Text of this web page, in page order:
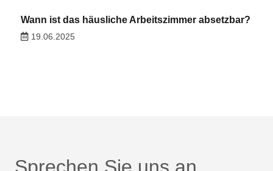
Wann ist das häusliche Arbeitszimmer absetzbar?
19.06.2025